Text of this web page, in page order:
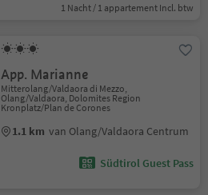
1 Nacht / 1 appartement Incl. btw
App. Marianne
Mitterolang/Valdaora di Mezzo,
Olang/Valdaora, Dolomites Region
Kronplatz/Plan de Corones
1.1 km van Olang/Valdaora Centrum
Südtirol Guest Pass